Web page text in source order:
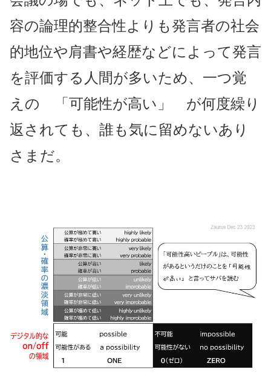
容の論理的整合性よりも発言者の社会
的地位や肩書や経歴などによって発言
を評価する人間が多いため、一つ覚
えの 「可能性が高い」 が何度繰り
返されても、誰も気に留めないあり
さまだ。